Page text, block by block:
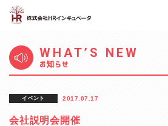
WHAT’S NEW
お知らせ
イベント 2017.07.17
会社説明会開催